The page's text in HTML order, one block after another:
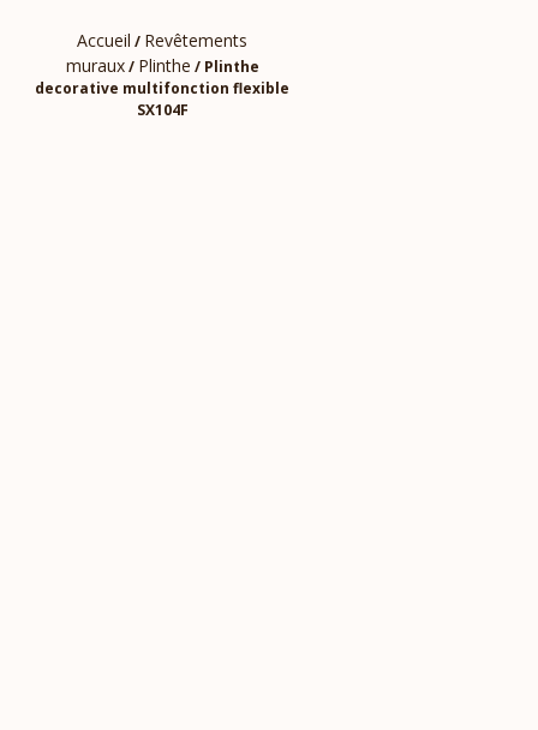
Accueil / Revêtements
muraux/ Plinthe / Plinthe
decorative multifonction flexible
SX104F